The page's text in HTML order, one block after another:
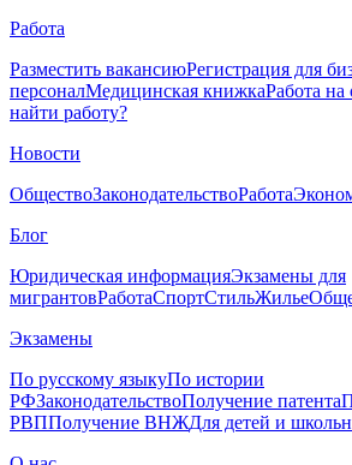
Работа
Разместить вакансиюРегистрация для
персоналМедицинская книжкаРабота на
найти работу?
Новости
ОбществоЗаконодательствоРабота
Блог
Юридическая информацияЭкзамены для
мигрантовРаботаСпортСтильЖилье
Экзамены
По русскому языкуПо истории
РФЗаконодательствоПолучение патента
РВППолучение ВНЖДля детей и